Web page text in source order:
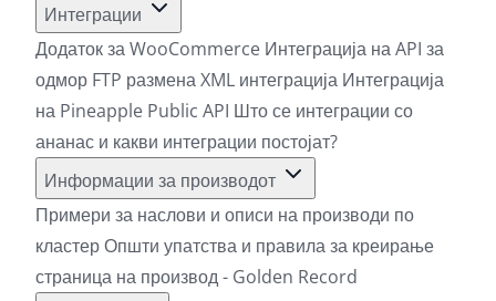
Интеграции
Додаток за WooCommerce Интеграција на API за
одмор FTP разменаXML интеграција Интеграција
на Pineapple Public API Што се интеграции со
ананас и какви интеграции постојат?
Информации за производот
Примери за наслови и описи на производи по
кластерОпшти упатства и правила за креирање
страница на производ - Golden Record